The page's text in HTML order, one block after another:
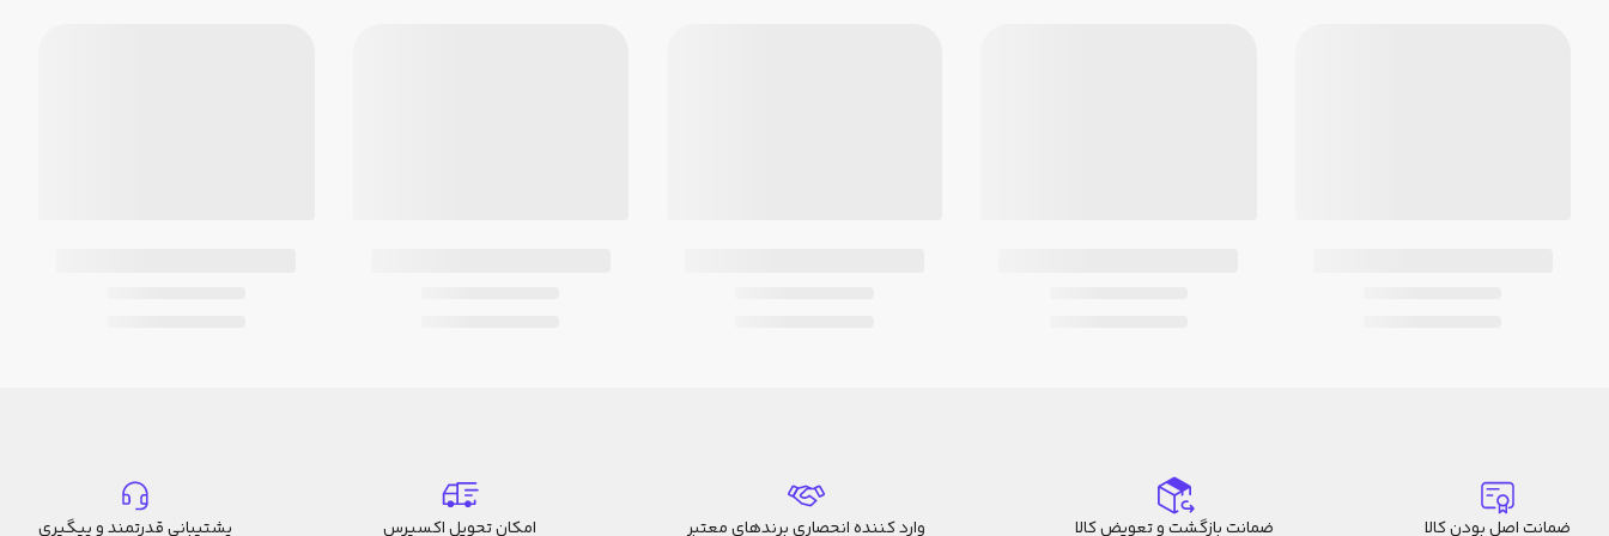
ضمانت اصل بودن کالا ضمانت بازگشت و تعویض کالا وارد کننده انحصاری برندهای معتبر امکان تحویل اکسپرس پشتیبانی قدرتمند و پیگیری